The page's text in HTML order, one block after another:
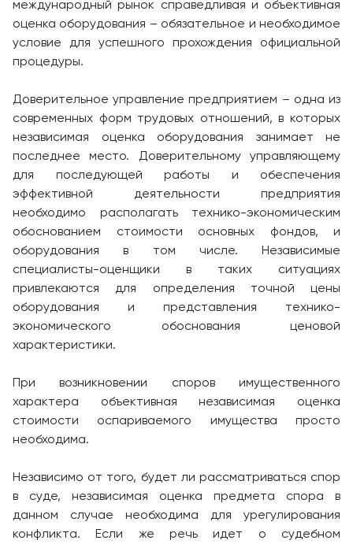
международный рынок справедливая и объективная
оценка оборудования – обязательное и необходимое
условие для успешного прохождения официальной
процедуры.
Доверительное управление предприятием – одна из
современных форм трудовых отношений, в которых
независимая оценка оборудования занимает не
последнее место. Доверительному управляющему
для последующей работы и обеспечения
эффективной деятельности предприятия
необходимо располагать технико-экономическим
обоснованием стоимости основных фондов, и
оборудования в том числе. Независимые
специалисты-оценщики в таких ситуациях
привлекаются для определения точной цены
оборудования и представления технико-
экономического обоснования ценовой
характеристики.
При возникновении споров имущественного
характера объективная независимая оценка
стоимости оспариваемого имущества просто
необходима.
Независимо от того, будет ли рассматриваться спор
в суде, независимая оценка предмета спора в
данном случае необходима для урегулирования
конфликта. Если же речь идет о судебном